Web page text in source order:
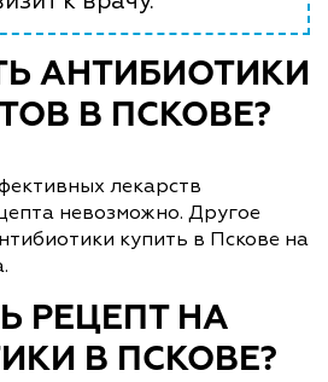
АНТИБИОТИКИ
В ПСКОВЕ?
лекарств
невозможно. Другое
купить в Пскове на
РЕЦЕПТ НА
В ПСКОВЕ?